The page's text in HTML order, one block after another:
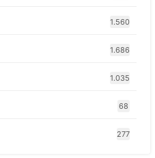
1.560
1.686
1.035
68
277